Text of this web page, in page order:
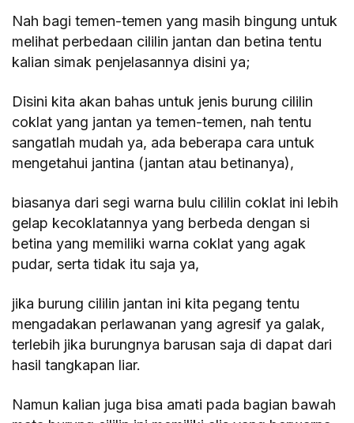
Nah bagi temen-temen yang masih bingung untuk
melihat perbedaan cililin jantan dan betina tentu
kalian simak penjelasannya disini ya;
Disini kita akan bahas untuk jenis burung cililin
coklat yang jantan ya temen-temen, nah tentu
sangatlah mudah ya, ada beberapa cara untuk
mengetahui jantina (jantan atau betinanya),
biasanya dari segi warna bulu cililin coklat ini lebih
gelap kecoklatannya yang berbeda dengan si
betina yang memiliki warna coklat yang agak
pudar, serta tidak itu saja ya,
jika burung cililin jantan ini kita pegang tentu
mengadakan perlawanan yang agresif ya galak,
terlebih jika burungnya barusan saja di dapat dari
hasil tangkapan liar.
Namun kalian juga bisa amati pada bagian bawah